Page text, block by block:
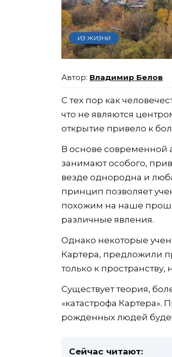
ИЗ ЖИЗНИ
Владимир Белов
С тех пор как
что не являются
открытие привело к
В основе современной
занимают особого,
везде однородна и
принцип позволяет
похожим на наше
различные явления.
Однако некоторые
Картера, предложили
только к пространству,
Существует теория,
«катастрофа Картера».
рожденных людей
Сейчас читают: